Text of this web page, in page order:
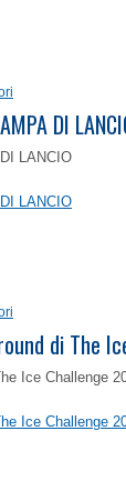
DI
LANCIO
LANCIO
di The
Ice Challenge
Ice Challenge